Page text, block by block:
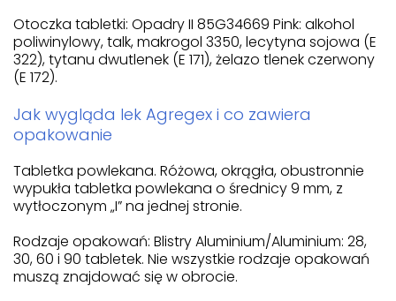
Otoczka tabletki: Opadry II 85G34669 Pink: alkohol
poliwinylowy, talk, makrogol 3350, lecytyna sojowa (E
322), tytanu dwutlenek (E 171), żelazo tlenek czerwony
(E 172).
Jak wygląda lek Agregex i co zawiera
opakowanie
Tabletka powlekana. Różowa, okrągła, obustronnie
wypukła tabletka powlekana o średnicy 9 mm, z
wytłoczonym „I” na jednej stronie.
Rodzaje opakowań: Blistry Aluminium/Aluminium: 28,
30, 60 i 90 tabletek. Nie wszystkie rodzaje opakowań
muszą znajdować się w obrocie.